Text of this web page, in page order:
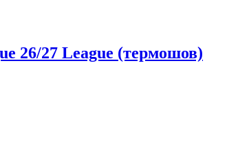
26/27 League (термошов)